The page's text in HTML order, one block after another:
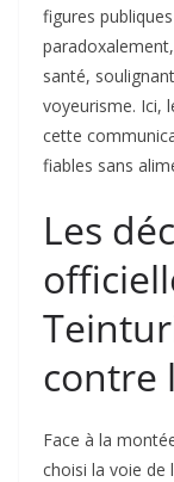
figures
santé,
voyeurisme. Ici,
cette
fiables sans
Les
contre
Face à la
choisi la voie de